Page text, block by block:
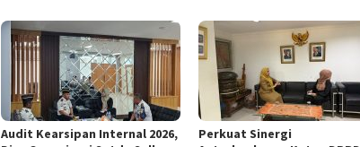
Audit Kearsipan Internal 2026,
Perkuat Sinergi